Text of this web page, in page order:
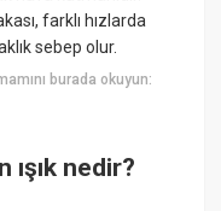
farklı hızlarda
sebep olur.
burada okuyun:
ışık nedir?